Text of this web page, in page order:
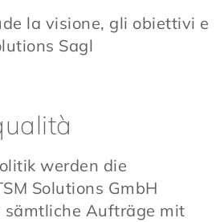
la visione, gli obiettivi e
Sagl
werden die
Solutions GmbH
Aufträge mit